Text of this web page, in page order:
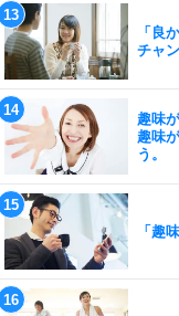
「良
チャン
趣味
趣味
う。
「趣